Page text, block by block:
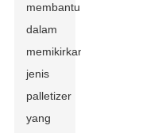
membantu
dalam
memikirkan
jenis
palletizer
yang